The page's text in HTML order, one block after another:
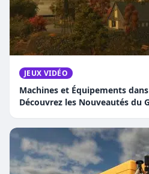
JEUX VIDÉO
Machines et Équipements
Découvrez les Nouveautés du